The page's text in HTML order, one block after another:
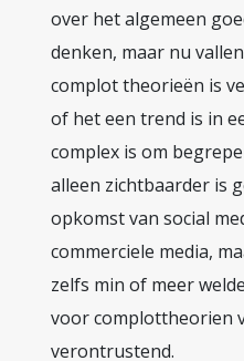
over het algemeen
denken, maar nu
complot theorieën is
of het een trend is in
complex is om
alleen zichtbaarder is
opkomst van social
commerciele media,
zelfs min of meer
voor complottheorien
verontrustend.